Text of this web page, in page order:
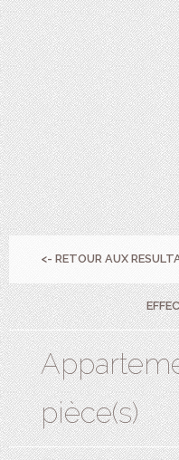
<- RETOUR AUX
pièce(s)